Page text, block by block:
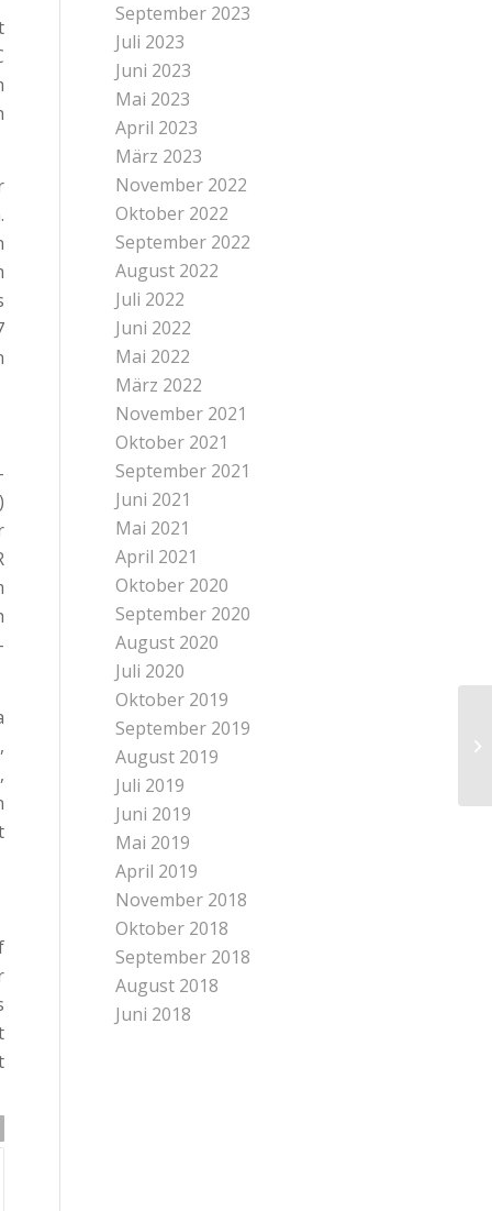
September 2023
Juli 2023
Juni 2023
Mai 2023
April 2023
März 2023
November 2022
Oktober 2022
September 2022
August 2022
Juli 2022
Juni 2022
Mai 2022
März 2022
November 2021
Oktober 2021
September 2021
Juni 2021
Mai 2021
April 2021
Oktober 2020
September 2020
August 2020
Juli 2020
Oktober 2019
September 2019
August 2019
Juli 2019
Juni 2019
Mai 2019
April 2019
November 2018
Oktober 2018
September 2018
August 2018
Juni 2018